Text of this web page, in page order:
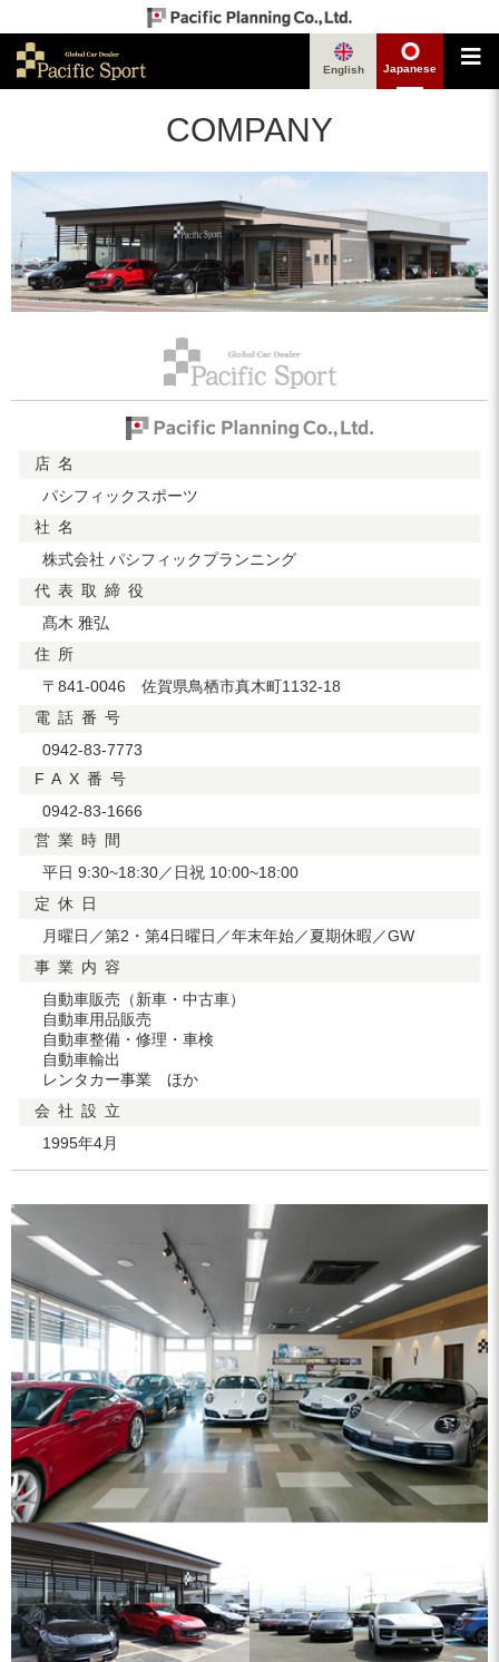
English Japanese
COMPANY
店 名
パシフィックスポーツ
社 名
株式会社 パシフィックプランニング
代 表 取 締 役
髙木 雅弘
住 所
〒841-0046 佐賀県鳥栖市真木町1132-18
電 話 番 号
0942-83-7773
F A X 番 号
0942-83-1666
営 業 時 間
平日 9:30~18:30／日祝 10:00~18:00
定 休 日
月曜日／第2・第4日曜日／年末年始／夏期休暇／GW
事 業 内 容
自動車販売（新車・中古車）
自動車用品販売
自動車整備・修理・車検
自動車輸出
レンタカー事業 ほか
会 社 設 立
1995年4月